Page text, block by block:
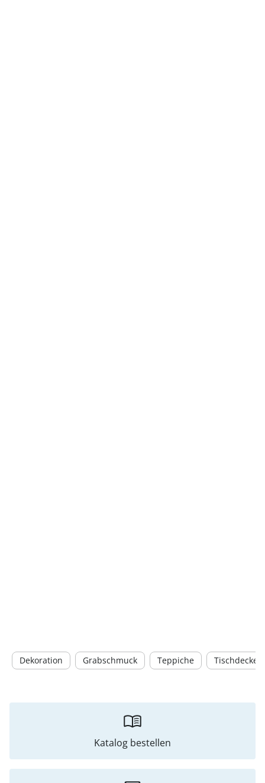
Dekoration Grabschmuck Teppiche Tischdecken
Katalog bestellen